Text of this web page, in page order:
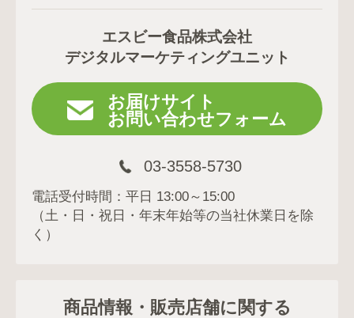
エスビー食品株式会社
デジタルマーケティングユニット
お届けサイト
お問い合わせフォーム
03-3558-5730
電話受付時間：平日 13:00～15:00
（土・日・祝日・年末年始等の当社休業日を除
く）
商品情報・販売店舗に関する